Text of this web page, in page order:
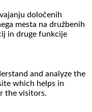
določenih
mesta na družbenih
in druge funkcije
and analyze the
which helps in
the visitors.